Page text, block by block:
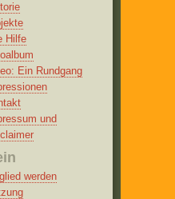
Hilfe
Ein Rundgang
und
werden